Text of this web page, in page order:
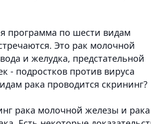
программа по шести видам
Это рак молочной
и желудка, предстательной
- подростков против вируса
рака проводится скрининг?
рака молочной железы и рака